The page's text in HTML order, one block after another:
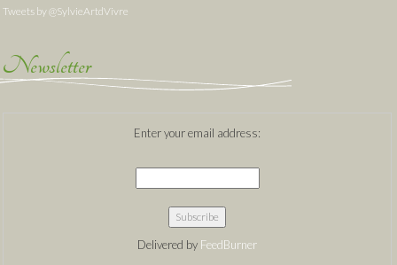
Tweets by @SylvieArtdVivre
Newsletter
Enter your email address:
Delivered by FeedBurner